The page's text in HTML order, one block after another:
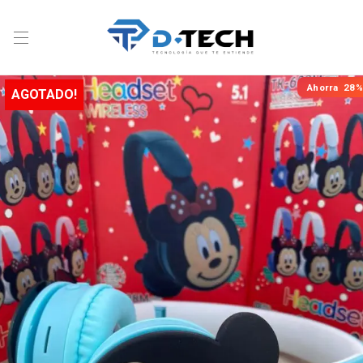
Ahorra 28%
AGOTADO!